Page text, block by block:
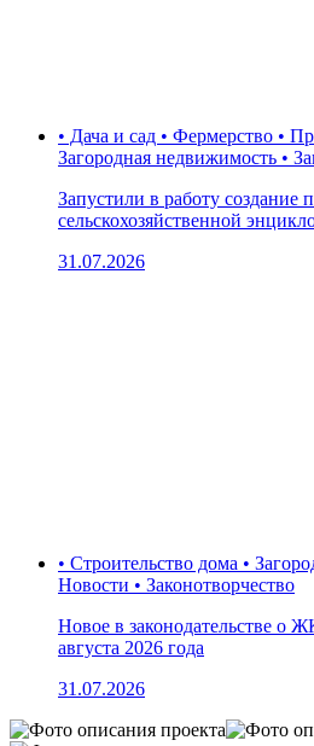
• Дача и сад • Фермерство •
Загородная недвижимость •
Запустили в работу создание
сельскохозяйственной
31.07.2026
• Строительство дома •
Новости • Законотворчество
Новое в законодательстве о
августа 2026 года
31.07.2026